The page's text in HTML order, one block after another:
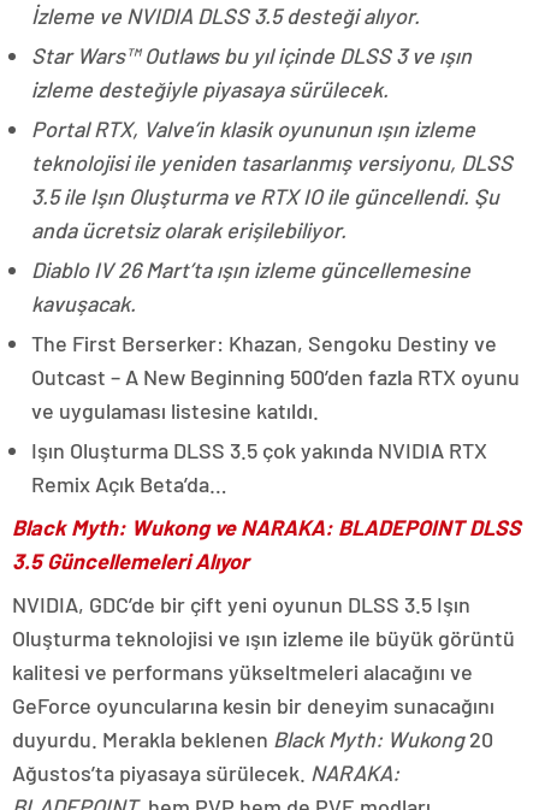
İzleme ve NVIDIA DLSS 3.5 desteği alıyor.
Star Wars™ Outlaws bu yıl içinde DLSS 3 ve ışın
izleme desteğiyle piyasaya sürülecek.
Portal RTX, Valve’in klasik oyununun ışın izleme
teknolojisi ile yeniden tasarlanmış versiyonu, DLSS
3.5 ile Işın Oluşturma ve RTX IO ile güncellendi. Şu
anda ücretsiz olarak erişilebiliyor.
Diablo IV 26 Mart’ta ışın izleme güncellemesine
kavuşacak.
The First Berserker: Khazan, Sengoku Destiny ve
Outcast – A New Beginning 500’den fazla RTX oyunu
ve uygulaması listesine katıldı.
Işın Oluşturma DLSS 3.5 çok yakında NVIDIA RTX
Remix Açık Beta’da…
Black Myth: Wukong ve NARAKA: BLADEPOINT DLSS
3.5 Güncellemeleri Alıyor
NVIDIA, GDC’de bir çift yeni oyunun DLSS 3.5 Işın
Oluşturma teknolojisi ve ışın izleme ile büyük görüntü
kalitesi ve performans yükseltmeleri alacağını ve
GeForce oyuncularına kesin bir deneyim sunacağını
duyurdu. Merakla beklenen Black Myth: Wukong20
Ağustos’ta piyasaya sürülecek. NARAKA: